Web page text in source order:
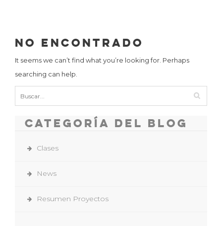
No Encontrado
It seems we can’t find what you’re looking for. Perhaps
searching can help.
Categoría del Blog
Clases
News
Resumen Proyectos